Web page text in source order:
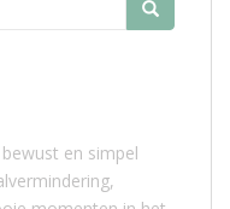
en simpel